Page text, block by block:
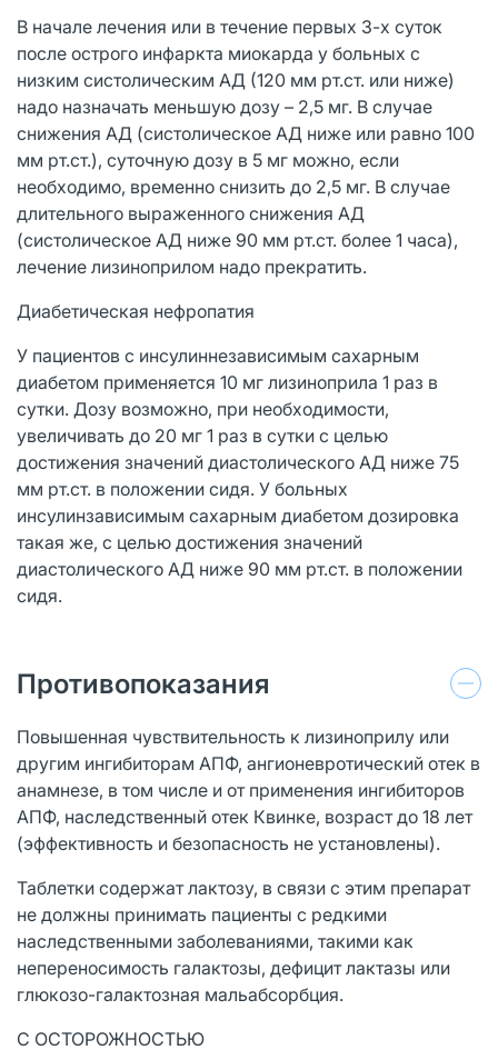
В начале лечения или в течение первых 3-х суток
после острого инфаркта миокарда у больных с
низким систолическим АД (120 мм рт.ст. или ниже)
надо назначать меньшую дозу – 2,5 мг. В случае
снижения АД (систолическое АД ниже или равно 100
мм рт.ст.), суточную дозу в 5 мг можно, если
необходимо, временно снизить до 2,5 мг. В случае
длительного выраженного снижения АД
(систолическое АД ниже 90 мм рт.ст. более 1 часа),
лечение лизиноприлом надо прекратить.
Диабетическая нефропатия
У пациентов с инсулиннезависимым сахарным
диабетом применяется 10 мг лизиноприла 1 раз в
сутки. Дозу возможно, при необходимости,
увеличивать до 20 мг 1 раз в сутки с целью
достижения значений диастолического АД ниже 75
мм рт.ст. в положении сидя. У больных
инсулинзависимым сахарным диабетом дозировка
такая же, с целью достижения значений
диастолического АД ниже 90 мм рт.ст. в положении
сидя.
Противопоказания
Повышенная чувствительность к лизиноприлу или
другим ингибиторам АПФ, ангионевротический отек в
анамнезе, в том числе и от применения ингибиторов
АПФ, наследственный отек Квинке, возраст до 18 лет
(эффективность и безопасность не установлены).
Таблетки содержат лактозу, в связи с этим препарат
не должны принимать пациенты с редкими
наследственными заболеваниями, такими как
непереносимость галактозы, дефицит лактазы или
глюкозо-галактозная мальабсорбция.
С ОСТОРОЖНОСТЬЮ